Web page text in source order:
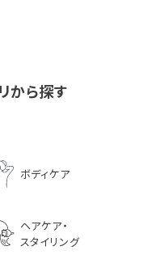
プ） エッ
リートメン
から探す
ボディケア
ヘアケア・
スタイリング